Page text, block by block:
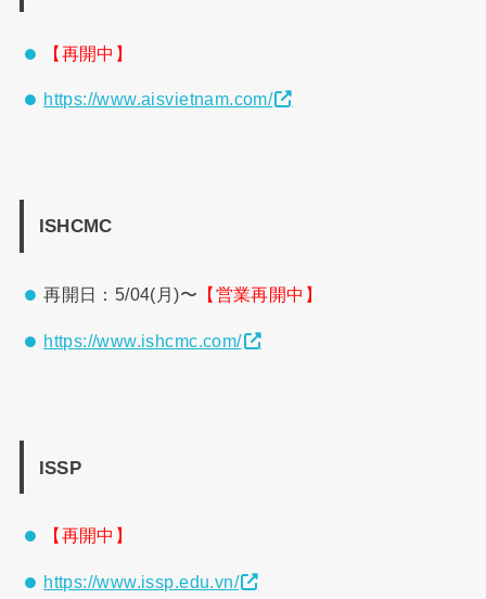
【再開中】
https://www.aisvietnam.com/
ISHCMC
再開日：5/04(月)〜 【営業再開中】
https://www.ishcmc.com/
ISSP
【再開中】
https://www.issp.edu.vn/